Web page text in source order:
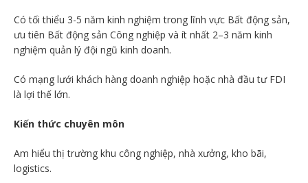
Có tối thiểu 3-5 năm kinh nghiệm trong lĩnh vực Bất động sản,
ưu tiên Bất động sản Công nghiệp và ít nhất 2–3 năm kinh
nghiệm quản lý đội ngũ kinh doanh.
Có mạng lưới khách hàng doanh nghiệp hoặc nhà đầu tư FDI
là lợi thế lớn.
Kiến thức chuyên môn
Am hiểu thị trường khu công nghiệp, nhà xưởng, kho bãi,
logistics.